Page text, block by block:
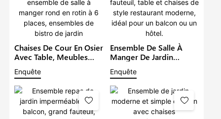
Chaises De Cour En Osier
Avec Table, Meubles
D'extérieur En Rotin,
Ensemble De Salle À
Manger Rond En Rotin À
6 Places, Ensembles De
Bistro De Jardin
Enquête
Ensemble De Salle À
Manger De Jardin
Imperméable Avec
Grand Fauteuil, Table Et
Chaises De Style
Restaurant Moderne,
Idéal Pour Un Balcon Ou
Un Hôtel.
Enquête